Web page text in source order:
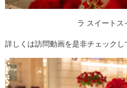
ラ スイートス
詳しくは訪問動画を是非チェックし